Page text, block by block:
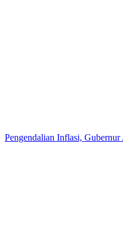
Pengendalian Inflasi,